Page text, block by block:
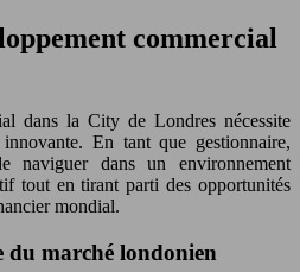
commercial
dans la City de Londres nécessite
En tant que gestionnaire,
naviguer dans un environnement
tout en tirant parti des opportunités
mondial.
du marché londonien